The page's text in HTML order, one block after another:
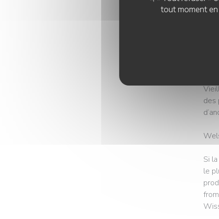
tout moment
des
Si
le